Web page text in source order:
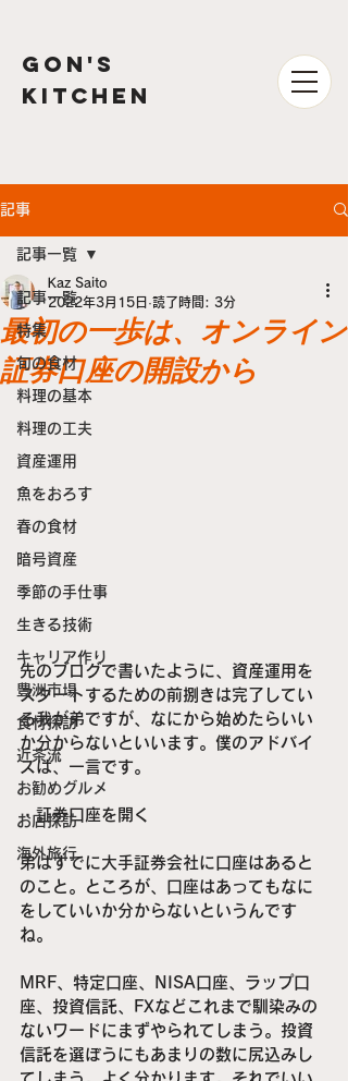
GON'S
kitchen
記事
記事一覧
特集
旬の食材
料理の基本
料理の工夫
資産運用
魚をおろす
春の食材
暗号資産
季節の手仕事
生きる技術
キャリア作り
豊洲市場
食材探訪
近茶流
お勧めグルメ
お店探訪
海外旅行
記事一覧
最初の一歩は、オンライン
証券口座の開設から
Kaz Saito
2022年3月15日 読了時間: 3分
先のブログで書いたように、資産運用を
スタートするための前捌きは完了してい
る我が弟ですが、なにから始めたらいい
か分からないといいます。僕のアドバイ
スは、一言です。
・証券口座を開く
弟はすでに大手証券会社に口座はあると
のこと。ところが、口座はあってもなに
をしていいか分からないというんです
ね。
MRF、特定口座、NISA口座、ラップ口
座、投資信託、FXなどこれまで馴染みの
ないワードにまずやられてしまう。投資
信託を選ぼうにもあまりの数に尻込みし